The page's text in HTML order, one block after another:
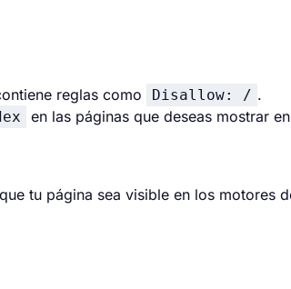
reglas como Disallow: / .
en las páginas que deseas mostrar
tu página sea visible en los motores